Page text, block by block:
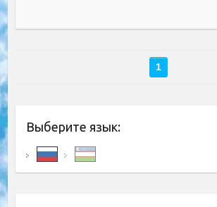
1
Выберите язык: